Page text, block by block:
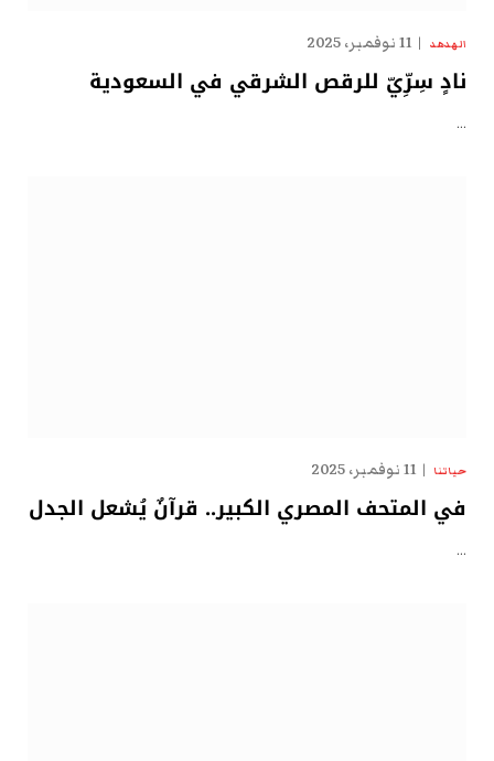
الهدهد 11 نوفمبر، 2025
نادٍ سِرِّيّ للرقص الشرقي في السعودية
…
حياتنا 11 نوفمبر، 2025
في المتحف المصري الكبير.. قرآنٌ يُشعل الجدل
…